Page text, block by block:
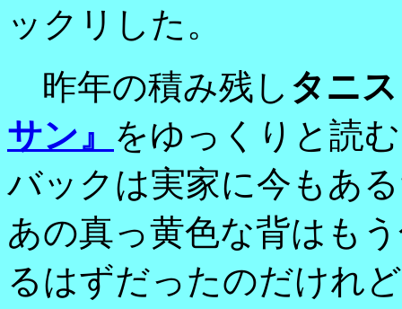
ックリした。
昨年の積み残し タニ
サン』 をゆっくりと読
バックは実家に今もあ
あの真っ黄色な背はも
るはずだったのだけれ